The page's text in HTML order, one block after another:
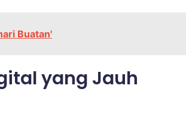
Buatan'
yang Jauh